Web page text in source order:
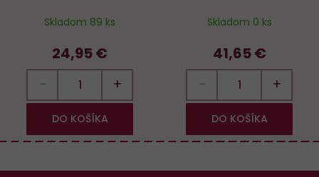
Skladom 89 ks
24,95 €
− +
DO KOŠÍKA
Skladom 0 ks
41,65 €
− +
DO KOŠÍKA